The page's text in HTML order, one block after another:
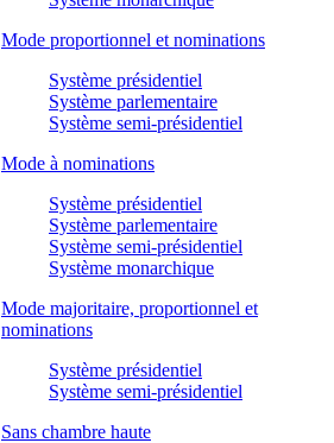
Mode proportionnel et nominations
Système présidentiel
Système parlementaire
Système semi-présidentiel
Mode à nominations
Système présidentiel
Système parlementaire
Système semi-présidentiel
Système monarchique
Mode majoritaire, proportionnel et
nominations
Système présidentiel
Système semi-présidentiel
Sans chambre haute